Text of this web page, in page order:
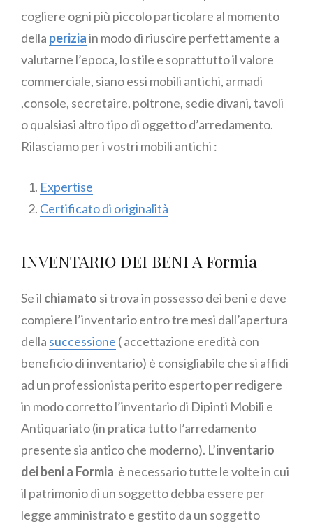
cogliere ogni più piccolo particolare al momento
della periziain modo di riuscire perfettamente a
valutarne l’epoca, lo stile e soprattutto il valore
commerciale, siano essi mobili antichi, armadi
,console, secretaire, poltrone, sedie divani, tavoli
o qualsiasi altro tipo di oggetto d’arredamento.
Rilasciamo per i vostri mobili antichi :
Expertise
Certificato di originalità
INVENTARIO DEI BENI A Formia
Se il chiamato si trova in possesso dei beni e deve
compiere l’inventario entro tre mesi dall’apertura
della successione ( accettazione eredità con
beneficio di inventario) è consigliabile che si affidi
ad un professionista perito esperto per redigere
in modo corretto l’inventario di Dipinti Mobili e
Antiquariato (in pratica tutto l’arredamento
presente sia antico che moderno). L’inventario
dei beni a Formia è necessario tutte le volte in cui
il patrimonio di un soggetto debba essere per
legge amministrato e gestito da un soggetto